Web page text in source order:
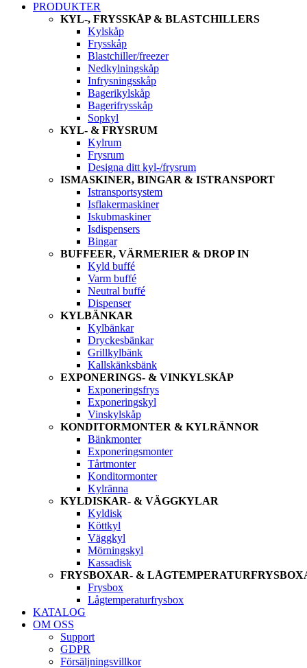
PRODUKTER
KYL-, FRYSSKÅP & BLASTCHILLERS
Kylskåp
Frysskåp
Blastchiller/freezer
Nedkylningskåp
Infrysningsskåp
Bagerikylskåp
Bagerifrysskåp
Sopkyl
KYL- & FRYSRUM
Kylrum
Frysrum
Designa ditt kyl-/frysrum
ISMASKINER, BINGAR & ISTRANSPORT
Istransportsystem
Isflakermaskiner
Iskubmaskiner
Isdispensers
Bingar
BUFFEER, VÄRMERIER & DROP IN
Kyld buffé
Varm buffé
Neutral buffé
Dispenser
KYLBÄNKAR
Kylbänkar
Dryckesbänkar
Grillkylbänk
Kallskänksbänk
EXPONERINGS- & VINKYLSKÅP
Exponeringsfrys
Exponeringskyl
Vinskylskåp
KONDITORMONTER & KYLRÄNNOR
Bänkmonter
Exponeringsmonter
Tårtmonter
Konditormonter
Kylränna
KYLDISKAR- & VÄGGKYLAR
Kyldisk
Köttkyl
Väggkyl
Mörningskyl
Kassadisk
FRYSBOXAR- &
Frysbox
Lågtemperaturfrysbox
KATALOG
OM OSS
Support
GDPR
Försäljningsvillkor